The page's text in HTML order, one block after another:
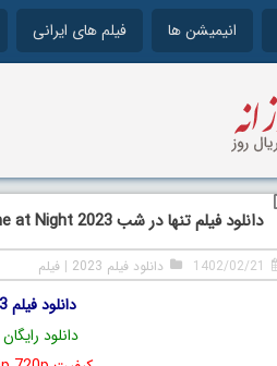
انیمیشن ها فیلم های ایرانی
دانلود فیلم تنها در شب Alone at Night 2023
1402/02/21 دانلود فیلم 2023 | فیلم
دانلود فیلم Alone at Night 2023 با لینک مستقیم
دانلود رایگان